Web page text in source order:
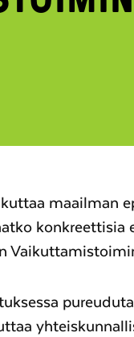
maailman